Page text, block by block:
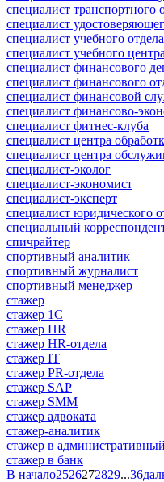
специалист транспортного
специалист
специалист учебного отдела
специалист учебного центра
специалист финансового
специалист финансового
специалист финансовой
специалист финансово-
специалист фитнес-клуба
специалист центра
специалист центра
специалист-эколог
специалист-экономист
специалист-эксперт
специалист юридического
специальный
спичрайтер
спортивный аналитик
спортивный журналист
спортивный менеджер
стажер
стажер 1С
стажер HR
стажер HR-отдела
стажер IT
стажер PR-отдела
стажер SAP
стажер SMM
стажер адвоката
стажер-аналитик
стажер в
стажер в банк
В начало2526272829...36